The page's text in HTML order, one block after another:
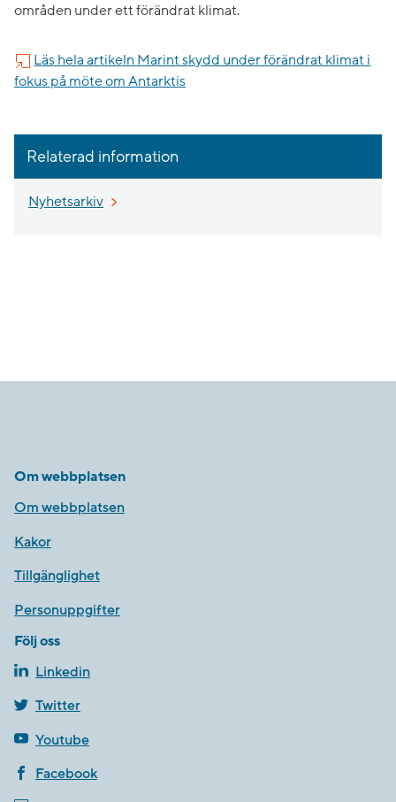
områden under ett förändrat klimat.
Läs hela artikeln Marint skydd under förändrat klimat i
fokus på möte om Antarktis
Relaterad information
Nyhetsarkiv
Om webbplatsen
Om webbplatsen
Kakor
Tillgänglighet
Personuppgifter
Följ oss
Linkedin
Twitter
Youtube
Facebook